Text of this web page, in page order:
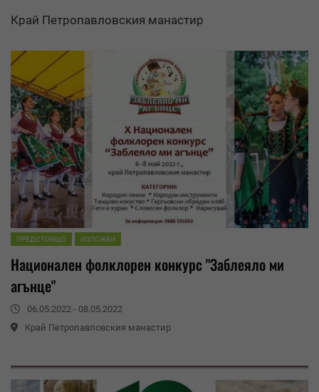
Край Петропавловския манастир
ПРЕДСТОЯЩО ИЗЛОЖБИ
Национален фолклорен конкурс "Заблеяло ми
агънце"
06.05.2022 - 08.05.2022
Край Петропавловския манастир